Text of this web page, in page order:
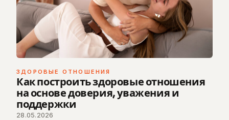
ЗДОРОВЫЕ ОТНОШЕНИЯ
Как построить здоровые отношения
на основе доверия, уважения и
поддержки
28.05.2026